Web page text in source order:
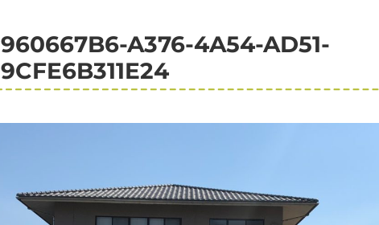
960667B6-A376-4A54-AD51-
9CFE6B311E24